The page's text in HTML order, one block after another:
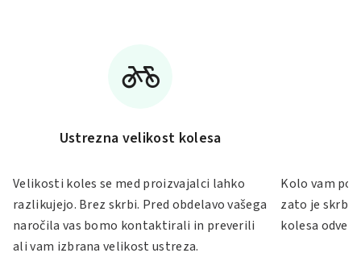
Ustrezna velikost kolesa
Velikosti koles se med proizvajalci lahko
razlikujejo. Brez skrbi. Pred obdelavo vašega
naročila vas bomo kontaktirali in preverili
ali vam izbrana velikost ustreza.
Kolo vam po
zato je skrb
kolesa odveč.